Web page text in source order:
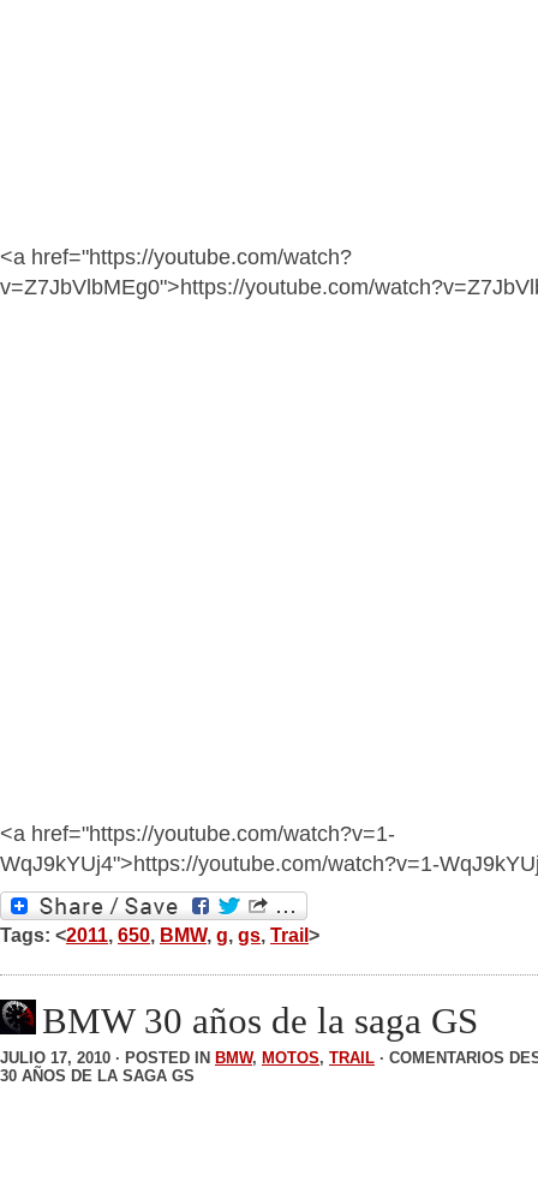
<a href="https://youtube.com/watch?
v=Z7JbVlbMEg0">https://youtube.com/
<a href="https://youtube.com/watch?v=1-
WqJ9kYUj4">https://youtube.com/watch?v=1-
Tags: <2011, 650, BMW, g, gs, Trail>
BMW 30 años de la saga GS
JULIO 17, 2010 · POSTED IN BMW, MOTOS, TRAIL · COMENTARIOS
30 AÑOS DE LA SAGA GS